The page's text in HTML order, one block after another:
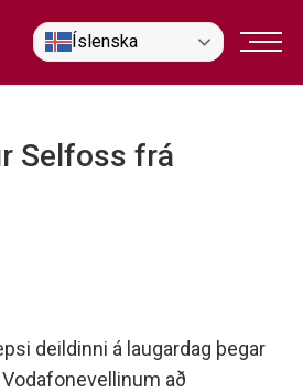
Íslenska
Selfoss frá
deildinni á laugardag þegar
Vodafonevellinum að